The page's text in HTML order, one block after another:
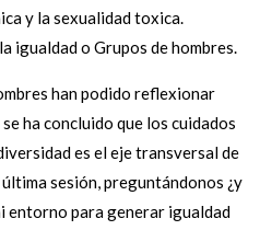
y la sexualidad toxica.
igualdad o Grupos de hombres.
han podido reflexionar
ha concluido que los cuidados
es el eje transversal de
sesión, preguntándonos ¿y
entorno para generar igualdad